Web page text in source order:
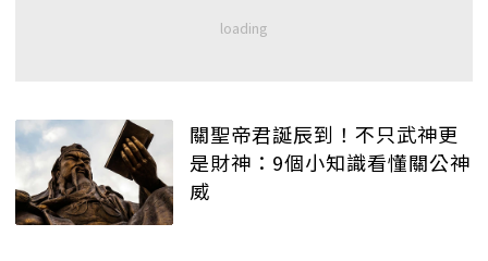
關聖帝君誕辰到！不只武神更
是財神：9個小知識看懂關公神
威